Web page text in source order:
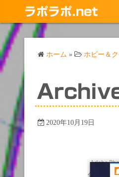
ン
ツ
へ
プ
ラポラポ.net
ホーム » ホビー＆
2020年10月19日